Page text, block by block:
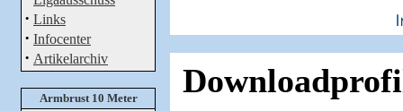
· Links
· Infocenter
· Artikelarchiv
Armbrust 10 Meter